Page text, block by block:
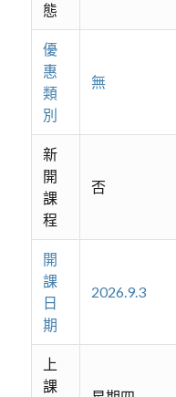
態
優
惠
類
別
無
新
開
課
程
否
開
課
日
期
2026.9.3
上
課